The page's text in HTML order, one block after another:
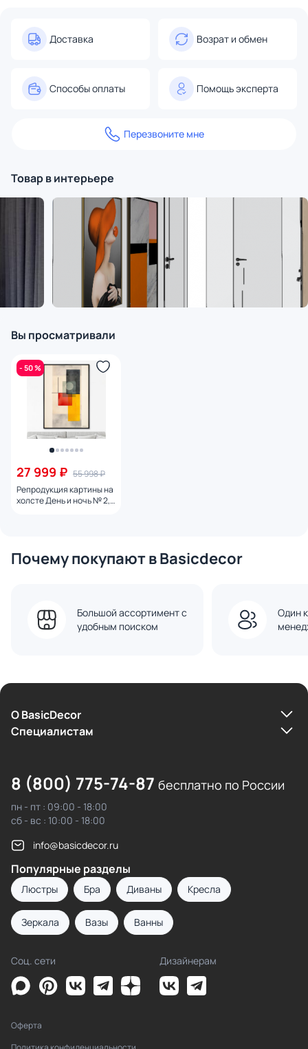
Доставка Возрат и обмен
Способы оплаты Помощь эксперта
Перезвоните мне
Товар в интерьере
Вы просматривали
- 50 %
27 999 ₽ 55 998 ₽
Репродукция картины на
холсте День и ночь № 2,
Почему покупают в Basicdecor
Большой ассортимент с
удобным поиском
Один
О BasicDecor
Cпециалистам
8 (800) 775-74-87 бесплатно по России
пн - пт : 09:00 - 18:00
сб - вс : 10:00 - 18:00
info@basicdecor.ru
Популярные разделы
Люстры Бра Диваны Кресла
Зеркала Вазы Ванны
Соц. сети Дизайнерам
Оферта